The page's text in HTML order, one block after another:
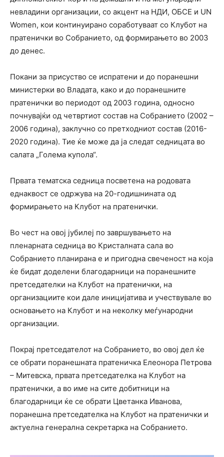
невладини организации, со акцент на НДИ, ОБСЕ и UN
Women, кои континуирано соработуваат со Клубот на
пратенички во Собранието, од формирањето во 2003
до денес.
Покани за присуство се испратени и до поранешни
министерки во Владата, како и до поранешните
пратенички во периодот од 2003 година, односно
почнувајќи од четвртиот состав на Собранието (2002 –
2006 година), заклучно со претходниот состав (2016-
2020 година). Тие ќе може да ја следат седницата во
салата „Голема купола“.
Првата тематска седница посветена на родовата
еднаквост се одржува на 20-годишнината од
формирањето на Клубот на пратенички.
Во чест на овој јубилеј по завршувањето на
пленарната седница во Кристалната сала во
Собранието планирана е и пригодна свеченост на која
ќе бидат доделени благодарници на поранешните
претседателки на Клубот на пратенички, на
организациите кои дале иницијатива и учествувале во
основањето на Клубот и на неколку меѓународни
организации.
Покрај претседателот на Собранието, во овој дел ќе
се обрати поранешната пратеничка Елеонора Петрова
– Митевска, првата претседателка на Клубот на
пратенички, а во име на сите добитници на
благодарници ќе се обрати Цветанка Иванова,
поранешна претседателка на Клубот на пратенички и
актуелна генерална секретарка на Собранието.